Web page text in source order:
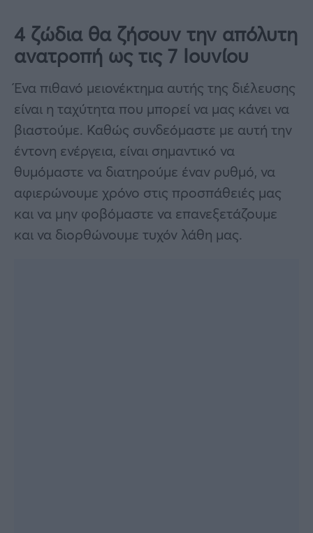
4 ζώδια θα ζήσουν την απόλυτη
ανατροπή ως τις 7 Ιουνίου
Ένα πιθανό μειονέκτημα αυτής της διέλευσης
είναι η ταχύτητα που μπορεί να μας κάνει να
βιαστούμε. Καθώς συνδεόμαστε με αυτή την
έντονη ενέργεια, είναι σημαντικό να
θυμόμαστε να διατηρούμε έναν ρυθμό, να
αφιερώνουμε χρόνο στις προσπάθειές μας
και να μην φοβόμαστε να επανεξετάζουμε
και να διορθώνουμε τυχόν λάθη μας.